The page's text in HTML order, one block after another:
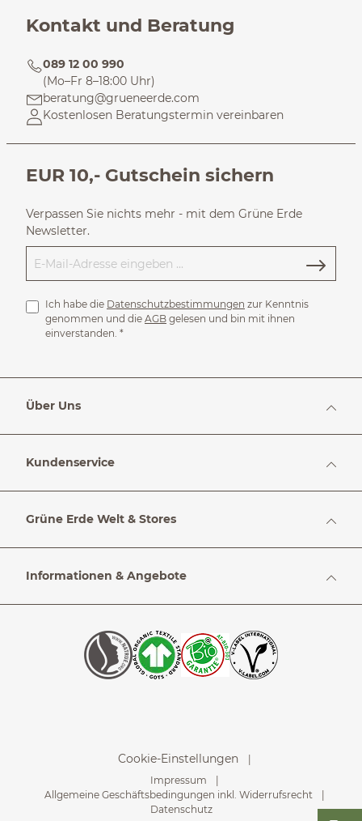
Kontakt und Beratung
089 12 00 990
(Mo–Fr 8–18:00 Uhr)
beratung@grueneerde.com
Kostenlosen Beratungstermin vereinbaren
EUR 10,- Gutschein sichern
Verpassen Sie nichts mehr - mit dem Grüne Erde
Newsletter.
Ich habe die Datenschutzbestimmungen zur Kenntnis
genommen und die AGB gelesen und bin mit ihnen
einverstanden. *
Über Uns
Kundenservice
Grüne Erde Welt & Stores
Informationen & Angebote
Cookie-Einstellungen
Impressum
Allgemeine Geschäftsbedingungen inkl. Widerrufsrecht
Datenschutz